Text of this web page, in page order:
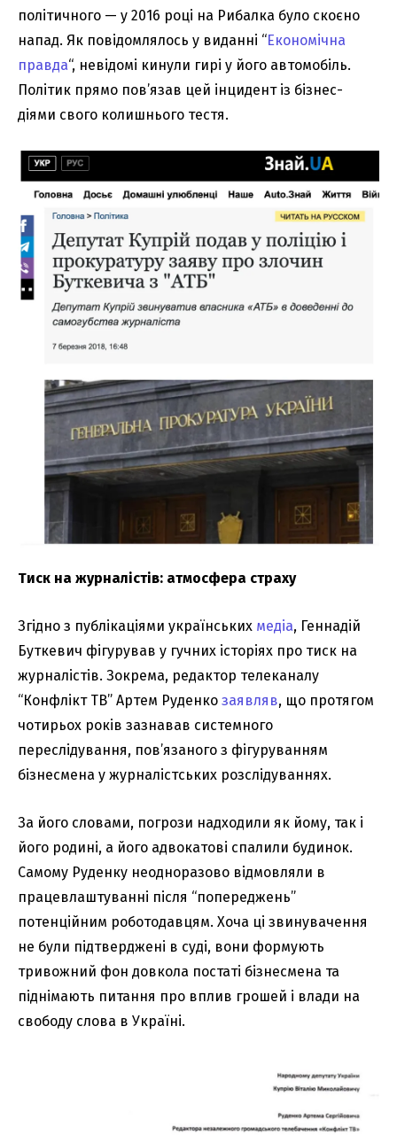
політичного — у 2016 році на Рибалка було скоєно
напад. Як повідомлялось у виданні “Економічна
правда“, невідомі кинули гирі у його автомобіль.
Політик прямо пов’язав цей інцидент із бізнес-
діями свого колишнього тестя.
Тиск на журналістів: атмосфера страху
Згідно з публікаціями українських медіа, Геннадій
Буткевич фігурував у гучних історіях про тиск на
журналістів. Зокрема, редактор телеканалу
“Конфлікт ТВ” Артем Руденко заявляв, що протягом
чотирьох років зазнавав системного
переслідування, пов’язаного з фігуруванням
бізнесмена у журналістських розслідуваннях.
За його словами, погрози надходили як йому, так і
його родині, а його адвокатові спалили будинок.
Самому Руденку неодноразово відмовляли в
працевлаштуванні після “попереджень”
потенційним роботодавцям. Хоча ці звинувачення
не були підтверджені в суді, вони формують
тривожний фон довкола постаті бізнесмена та
піднімають питання про вплив грошей і влади на
свободу слова в Україні.